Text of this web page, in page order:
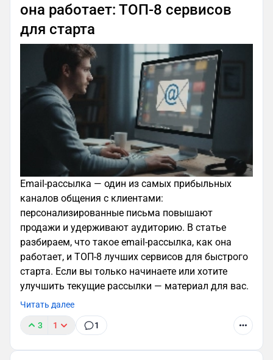
она работает: ТОП‑8 сервисов
для старта
Email-рассылка — один из самых прибыльных
каналов общения с клиентами:
персонализированные письма повышают
продажи и удерживают аудиторию. В статье
разбираем, что такое email-рассылка, как она
работает, и ТОП-8 лучших сервисов для быстрого
старта. Если вы только начинаете или хотите
улучшить текущие рассылки — материал для вас.
Читать далее
3 1 1